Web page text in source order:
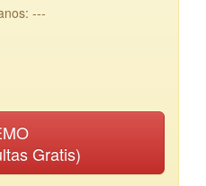
---
Gratis)